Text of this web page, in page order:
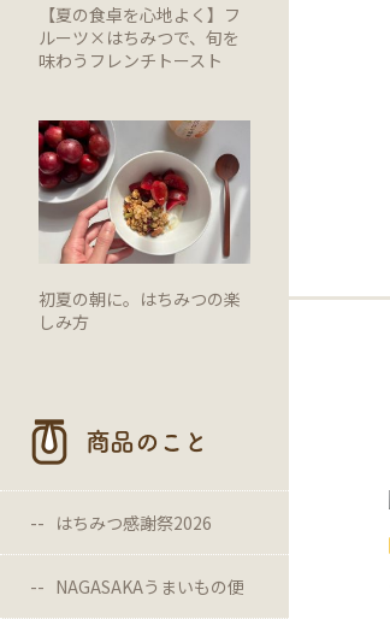
【夏の食卓を心地よく】フ
ルーツ×はちみつで、旬を
味わうフレンチトースト
初夏の朝に。はちみつの楽
しみ方
商品のこと
はちみつ感謝祭2026
NAGASAKAうまいもの便